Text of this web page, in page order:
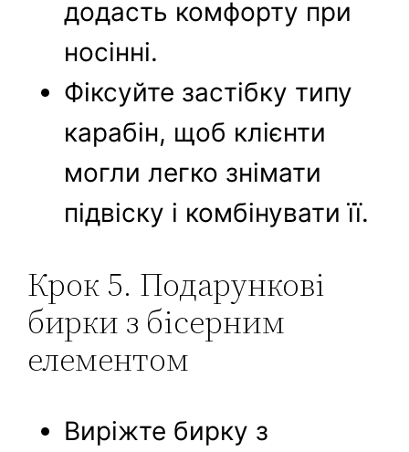
додасть комфорту при
носінні.
Фіксуйте застібку типу
карабін, щоб клієнти
могли легко знімати
підвіску і комбінувати її.
Крок 5. Подарункові
бирки з бісерним
елементом
Виріжте бирку з